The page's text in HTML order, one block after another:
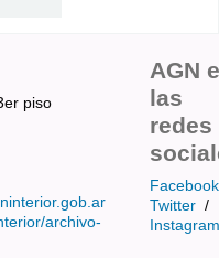
piso
archivo-
AGN
las
redes
Facebook
Twitter /
Instagram